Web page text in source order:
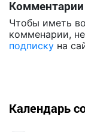
Комментарии
Чтобы иметь
комменарии,
подписку на
Календарь